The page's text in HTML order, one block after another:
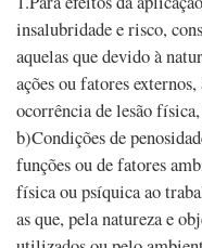
insalubridade e risco,
aquelas que devido à
ações ou fatores
ocorrência de lesão
b)Condições de
funções ou de fatores
física ou psíquica ao
as que, pela natureza e